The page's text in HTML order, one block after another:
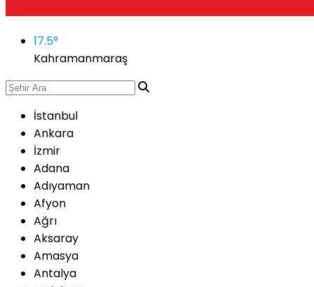
17.5°
Kahramanmaraş
İstanbul
Ankara
İzmir
Adana
Adıyaman
Afyon
Ağrı
Aksaray
Amasya
Antalya